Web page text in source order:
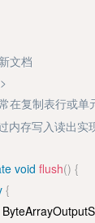
新文档
常在复制表行或
内存写入读出实
void flush() {
{